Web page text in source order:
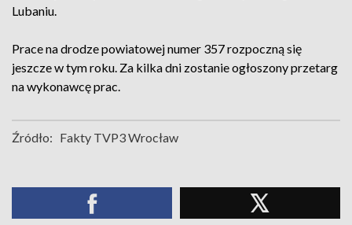
Lubaniu.
Prace na drodze powiatowej numer 357 rozpoczną się
jeszcze w tym roku. Za kilka dni zostanie ogłoszony przetarg
na wykonawcę prac.
Źródło: Fakty TVP3 Wrocław